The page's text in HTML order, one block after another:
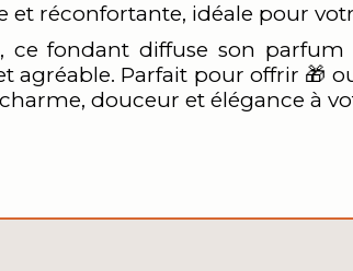
et réconfortante, idéale pour
ce fondant diffuse son
Parfait pour offrir 🎁
douceur et élégance à